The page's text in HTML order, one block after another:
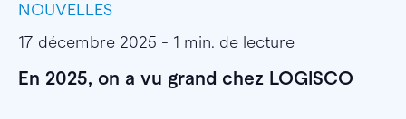
NOUVELLES
17 décembre 2025 - 1 min. de lecture
En 2025, on a vu grand chez LOGISCO